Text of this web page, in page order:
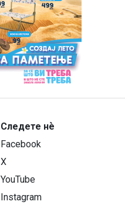
Следете нѐ
Facebook
X
YouTube
Instagram